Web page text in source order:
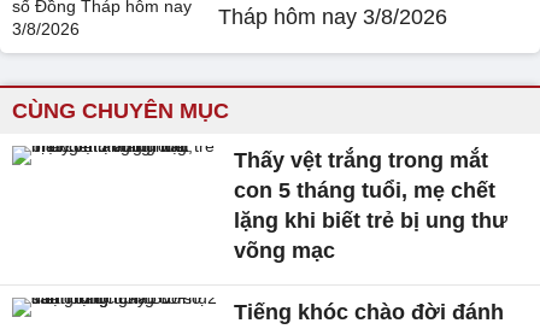
Tháp hôm nay 3/8/2026
CÙNG CHUYÊN MỤC
Thấy vệt trắng trong mắt
con 5 tháng tuổi, mẹ chết
lặng khi biết trẻ bị ung thư
võng mạc
Tiếng khóc chào đời đánh